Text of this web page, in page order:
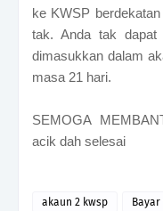
ke KWSP
tak. Anda tak
dimasukkan dalam
masa 21 hari.
SEMOGA
acik dah selesai
akaun 2 kwsp